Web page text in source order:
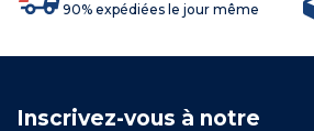
90% expédiées le jour même
Inscrivez-vous à notre